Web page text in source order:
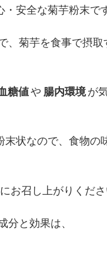
安全な菊芋粉末で
、菊芋を食事で摂
糖値や 腸内環境 が
末状なので、食物の
お召し上がりくださ
分と効果は、